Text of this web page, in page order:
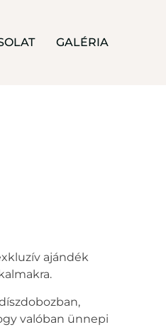
GALÉRIA
ajándék
valóban ünnepi